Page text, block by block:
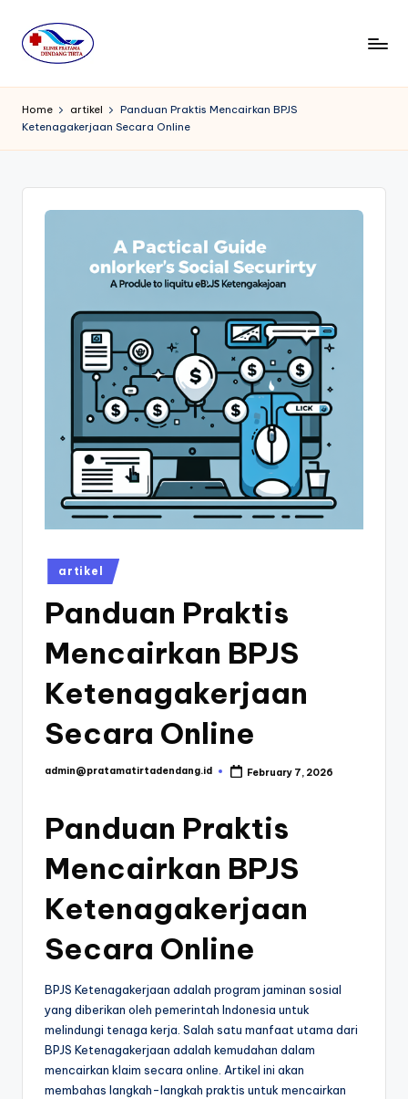
Skip
li
ni
P
Home artikel
Panduan Praktis Mencairkan BPJS
Ketenagakerjaan Secara Online
Posted
in
artikel
Panduan Praktis
Mencairkan BPJS
Ketenagakerjaan
Secara Online
Posted
admin@pratamatirtadendang.id February 7, 2026
Panduan Praktis
Mencairkan BPJS
Ketenagakerjaan
Secara Online
BPJS Ketenagakerjaan adalah program jaminan sosial
yang diberikan oleh pemerintah Indonesia untuk
melindungi tenaga kerja. Salah satu manfaat utama dari
BPJS Ketenagakerjaan adalah kemudahan dalam
mencairkan klaim secara online. Artikel ini akan
membahas langkah-langkah praktis untuk mencairkan